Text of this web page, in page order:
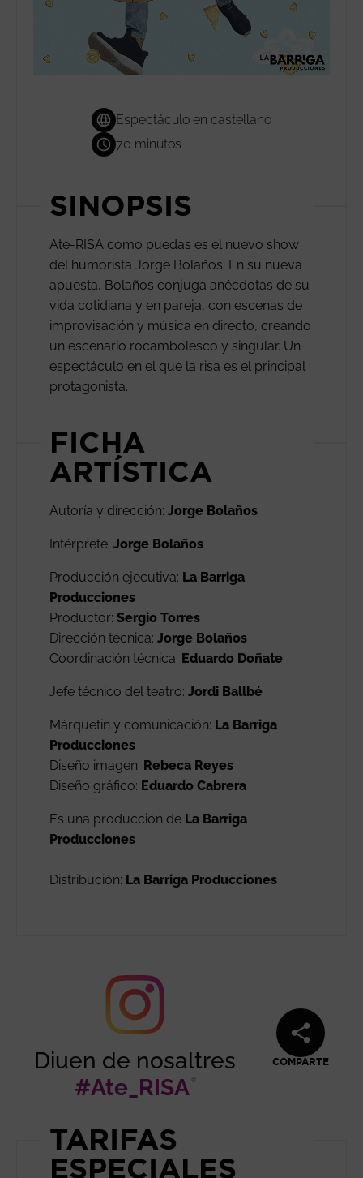
Espectáculo en castellano
70 minutos
SINOPSIS
Ate-RISA como puedas es el nuevo show
del humorista Jorge Bolaños. En su nueva
apuesta, Bolaños conjuga anécdotas de su
vida cotidiana y en pareja, con escenas de
improvisación y música en directo, creando
un escenario rocambolesco y singular. Un
espectáculo en el que la risa es el principal
protagonista.
FICHA
ARTÍSTICA
Autoría y dirección: Jorge Bolaños
Intérprete: Jorge Bolaños
Producción ejecutiva: La Barriga
Producciones
Productor: Sergio Torres
Dirección técnica: Jorge Bolaños
Coordinación técnica: Eduardo Doñate
Jefe técnico del teatro: Jordi Ballbé
Márquetin y comunicación: La Barriga
Producciones
Diseño imagen: Rebeca Reyes
Diseño gráfico: Eduardo Cabrera
Es una producción de La Barriga
Producciones
Distribución: La Barriga Producciones
Diuen de nosaltres
#Ate_RISA
COMPARTE
TARIFAS
ESPECIALES